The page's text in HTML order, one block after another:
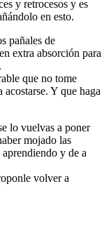
y retrocesos y es
en esto.
pañales de
extra absorción para
que no tome
Y que haga
lo vuelvas a poner
mojado las
y de a
volver a